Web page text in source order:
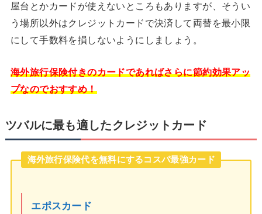
屋台とかカードが使えないところもありますが、そうい
う場所以外はクレジットカードで決済して両替を最小限
にして手数料を損しないようにしましょう。
海外旅行保険付きのカードであればさらに節約効果アッ
プなのでおすすめ！
ツバルに最も適したクレジットカード
海外旅行保険代を無料にするコスパ最強カード
エポスカード